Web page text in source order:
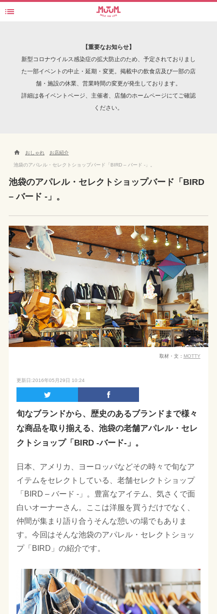
セレクトショップ BIRD - 池袋
INTERVIEW

【重要なお知らせ】
新型コロナウイルス感染症の拡大防止のため、予定されておりまし
た一部イベントの中止・延期・変更。掲載中の飲食店及び一部の店
舗・施設の休業、営業時間の変更が発生しております。
詳細は各イベントページ、主催者、店舗のホームページにてご確認
ください。
 おしゃれ お店紹介
池袋のアパレル・セレクトショップバード「BIRD – バード -」。
池袋のアパレル・セレクトショップバード「BIRD
– バード -」。
取材・文： MOTTY
更新日:2016年05月29日 10:24
旬なブランドから、歴史のあるブランドまで様々
な商品を取り揃える、池袋の老舗アパレル・セレ
クトショップ「BIRD -バード-」。
日本、アメリカ、ヨーロッパなどその時々で旬なア
イテムをセレクトしている、老舗セレクトショップ
「BIRD – バード -」。豊富なアイテム、気さくで面
白いオーナーさん。ここは洋服を買うだけでなく、
仲間が集まり語り合うそんな憩いの場でもありま
す。今回はそんな池袋のアパレル・セレクトショッ
プ「BIRD」の紹介です。